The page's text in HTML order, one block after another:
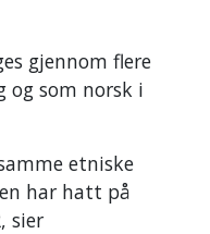
gjennom flere
og som norsk i
etniske
har hatt på
sier